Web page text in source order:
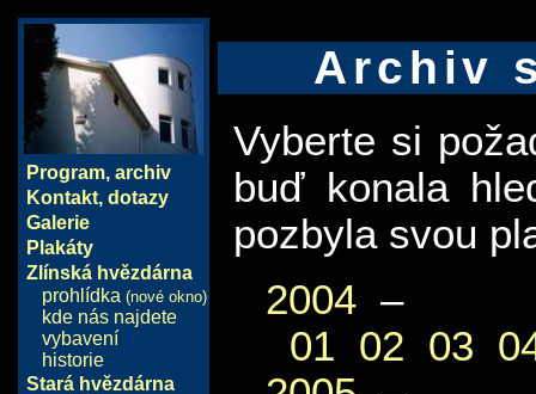
Program, archiv
Kontakt, dotazy
Galerie
Plakáty
Zlínská hvězdárna
prohlídka (nové okno)
kde nás najdete
vybavení
historie
Stará hvězdárna
Archiv
Vyberte si
buď konala
pozbyla svou
2004 –
01 02 03